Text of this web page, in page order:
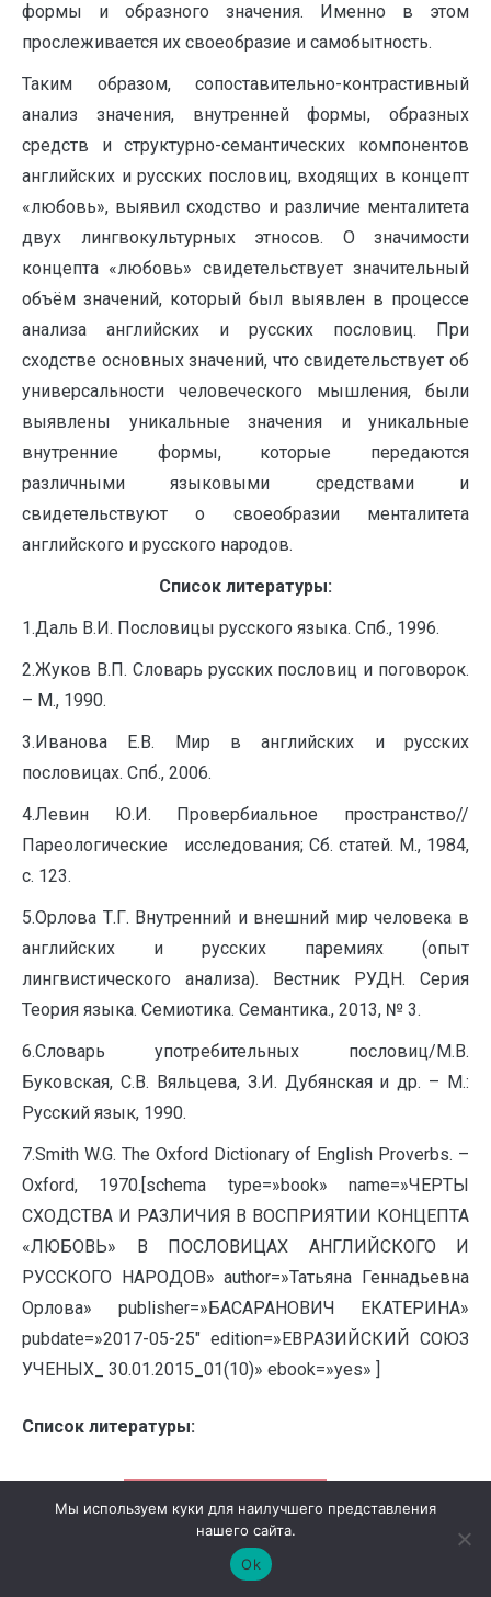
формы и образного значения. Именно в этом
прослеживается их своеобразие и самобытность.
Таким образом, сопоставительно-контрастивный
анализ значения, внутренней формы, образных
средств и структурно-семантических компонентов
английских и русских пословиц, входящих в концепт
«любовь», выявил сходство и различие менталитета
двух лингвокультурных этносов. О значимости
концепта «любовь» свидетельствует значительный
объём значений, который был выявлен в процессе
анализа английских и русских пословиц. При
сходстве основных значений, что свидетельствует об
универсальности человеческого мышления, были
выявлены уникальные значения и уникальные
внутренние формы, которые передаются
различными языковыми средствами и
свидетельствуют о своеобразии менталитета
английского и русского народов.
Список литературы:
1.Даль В.И. Пословицы русского языка. Спб., 1996.
2.Жуков В.П. Словарь русских пословиц и поговорок.
– М., 1990.
3.Иванова Е.В. Мир в английских и русских
пословицах. Спб., 2006.
4.Левин Ю.И. Провербиальное пространство//
Пареологические исследования; Сб. статей. М., 1984,
с. 123.
5.Орлова Т.Г. Внутренний и внешний мир человека в
английских и русских паремиях (опыт
лингвистического анализа). Вестник РУДН. Серия
Теория языка. Семиотика. Семантика., 2013, № 3.
6.Словарь употребительных пословиц/М.В.
Буковская, С.В. Вяльцева, З.И. Дубянская и др. – М.:
Русский язык, 1990.
7.Smith W.G. The Oxford Dictionary of English Proverbs. –
Oxford, 1970.[schema type=»book» name=»ЧЕРТЫ
СХОДСТВА И РАЗЛИЧИЯ В ВОСПРИЯТИИ КОНЦЕПТА
«ЛЮБОВЬ» В ПОСЛОВИЦАХ АНГЛИЙСКОГО И
РУССКОГО НАРОДОВ» author=»Татьяна Геннадьевна
Орлова» publisher=»БАСАРАНОВИЧ ЕКАТЕРИНА»
pubdate=»2017-05-25″ edition=»ЕВРАЗИЙСКИЙ СОЮЗ
УЧЕНЫХ_ 30.01.2015_01(10)» ebook=»yes» ]
Список литературы:
КОНФЕРЕНЦИЯ №10
Мы используем куки для наилучшего представления
нашего сайта.
Ok